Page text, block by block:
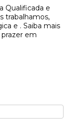
Qualificada e
trabalhamos,
e . Saiba mais
em